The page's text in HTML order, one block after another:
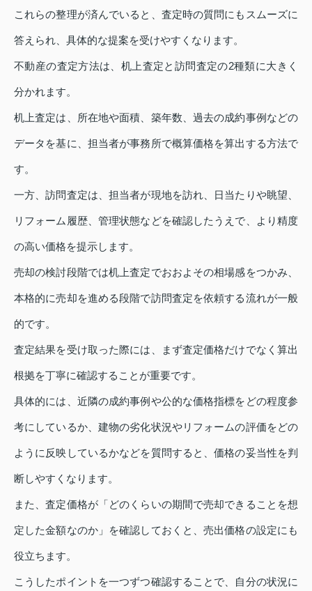
これらの整理が済んでいると、査定時の質問にもスムーズに
答えられ、具体的な提案を受けやすくなります。
不動産の査定方法は、机上査定と訪問査定の2種類に大きく
分かれます。
机上査定は、所在地や面積、築年数、過去の成約事例などの
データを基に、担当者が事務所で概算価格を算出する方法で
す。
一方、訪問査定は、担当者が現地を訪れ、日当たりや眺望、
リフォーム履歴、管理状態などを確認したうえで、より精度
の高い価格を提示します。
売却の検討段階では机上査定でおおよその相場感をつかみ、
本格的に売却を進める段階で訪問査定を依頼する流れが一般
的です。
査定結果を受け取った際には、まず査定価格だけでなく算出
根拠を丁寧に確認することが重要です。
具体的には、近隣の成約事例や公的な価格指標をどの程度参
考にしているか、建物の劣化状況やリフォームの評価をどの
ように反映しているかなどを質問すると、価格の妥当性を判
断しやすくなります。
また、査定価格が「どのくらいの期間で売却できることを想
定した金額なのか」を確認しておくと、売出価格の設定にも
役立ちます。
こうしたポイントを一つずつ確認することで、自分の状況に